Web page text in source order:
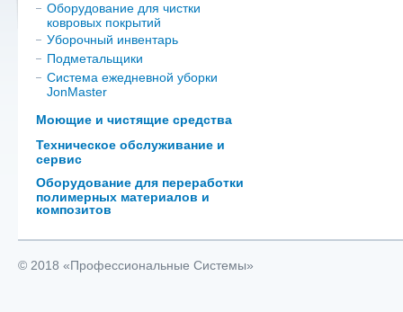
Оборудование для чистки
ковровых покрытий
Уборочный инвентарь
Подметальщики
Система ежедневной уборки
JonMaster
Моющие и чистящие средства
Техническое обслуживание и
сервис
Оборудование для переработки
полимерных материалов и
композитов
© 2018 «Профессиональные Системы»